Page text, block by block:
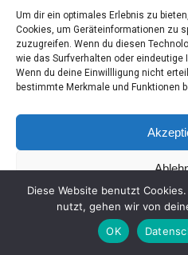
Um dir ein optimales Erlebnis zu
Cookies, um Geräteinformationen zu
zuzugreifen. Wenn du diesen
wie das Surfverhalten oder eindeutige
Wenn du deine Einwillligung nicht
bestimmte Merkmale und Funktionen
Coo­kie-Richt­li­nie
Diese Website benutzt
nutzt, gehen wir von
OK